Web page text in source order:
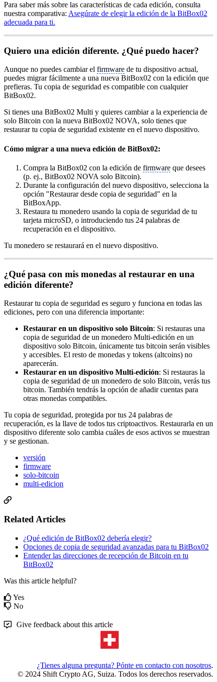
Para saber más sobre las características de cada edición, consulta
nuestra comparativa: Asegúrate de elegir la edición de la BitBox02
adecuada para ti.
Quiero una edición diferente. ¿Qué puedo hacer?
Aunque no puedes cambiar el firmware de tu dispositivo actual,
puedes migrar fácilmente a una nueva BitBox02 con la edición que
prefieras. Tu copia de seguridad es compatible con cualquier
BitBox02.
Si tienes una BitBox02 Multi y quieres cambiar a la experiencia de
solo Bitcoin con la nueva BitBox02 NOVA, solo tienes que
restaurar tu copia de seguridad existente en el nuevo dispositivo.
Cómo migrar a una nueva edición de BitBox02:
Compra la BitBox02 con la edición de firmware que desees
(p. ej., BitBox02 NOVA solo Bitcoin).
Durante la configuración del nuevo dispositivo, selecciona la
opción "Restaurar desde copia de seguridad" en la
BitBoxApp.
Restaura tu monedero usando la copia de seguridad de tu
tarjeta microSD, o introduciendo tus 24 palabras de
recuperación en el dispositivo.
Tu monedero se restaurará en el nuevo dispositivo.
¿Qué pasa con mis monedas al restaurar en una
edición diferente?
Restaurar tu copia de seguridad es seguro y funciona en todas las
ediciones, pero con una diferencia importante:
Restaurar en un dispositivo solo Bitcoin: Si restauras una
copia de seguridad de un monedero Multi-edición en un
dispositivo solo Bitcoin, únicamente tus bitcoin serán visibles
y accesibles. El resto de monedas y tokens (altcoins) no
aparecerán.
Restaurar en un dispositivo Multi-edición: Si restauras la
copia de seguridad de un monedero de solo Bitcoin, verás tus
bitcoin. También tendrás la opción de añadir cuentas para
otras monedas compatibles.
Tu copia de seguridad, protegida por tus 24 palabras de
recuperación, es la llave de todos tus criptoactivos. Restaurarla en un
dispositivo diferente solo cambia cuáles de esos activos se muestran
y se gestionan.
versión
firmware
solo-bitcoin
multi-edicion
Related Articles
¿Qué edición de BitBox02 debería elegir?
Opciones de copia de seguridad avanzadas para tu BitBox02
Entender las direcciones de recepción de Bitcoin en tu
BitBox02
Was this article helpful?
Yes
No
Give feedback about this article
¿Tienes alguna pregunta? Pónte en contacto con nosotros.
© 2024 Shift Crypto AG, Suiza. Todos los derechos reservados.